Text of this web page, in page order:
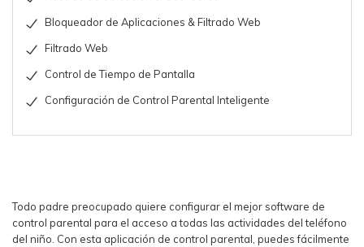
Bloqueador de Aplicaciones & Filtrado Web
Filtrado Web
Control de Tiempo de Pantalla
Configuración de Control Parental Inteligente
Todo padre preocupado quiere configurar el mejor software de
control parental para el acceso a todas las actividades del teléfono
del niño. Con esta aplicación de control parental, puedes fácilmente